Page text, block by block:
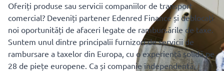
Oferiți produse sau servicii companiilor de transport
comercial? Deveniți partener Edenred Finance și deblocați
noi oportunități de afaceri legate de rambursările de taxe.
Suntem unul dintre principalii furnizori de servicii de
rambursare a taxelor din Europa, cu o experiență solidă pe
28 de piețe europene. Ca și companie independentă,